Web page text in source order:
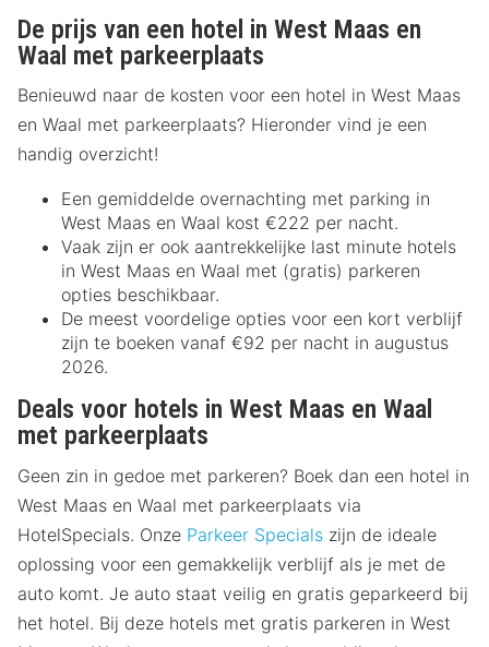
De prijs van een hotel in West Maas en
Waal met parkeerplaats
Benieuwd naar de kosten voor een hotel in West Maas
en Waal met parkeerplaats? Hieronder vind je een
handig overzicht!
Een gemiddelde overnachting met parking in
West Maas en Waal kost €222 per nacht.
Vaak zijn er ook aantrekkelijke last minute hotels
in West Maas en Waal met (gratis) parkeren
opties beschikbaar.
De meest voordelige opties voor een kort verblijf
zijn te boeken vanaf €92 per nacht in augustus
2026.
Deals voor hotels in West Maas en Waal
met parkeerplaats
Geen zin in gedoe met parkeren? Boek dan een hotel in
West Maas en Waal met parkeerplaats via
HotelSpecials. Onze Parkeer Specials zijn de ideale
oplossing voor een gemakkelijk verblijf als je met de
auto komt. Je auto staat veilig en gratis geparkeerd bij
het hotel. Bij deze hotels met gratis parkeren in West